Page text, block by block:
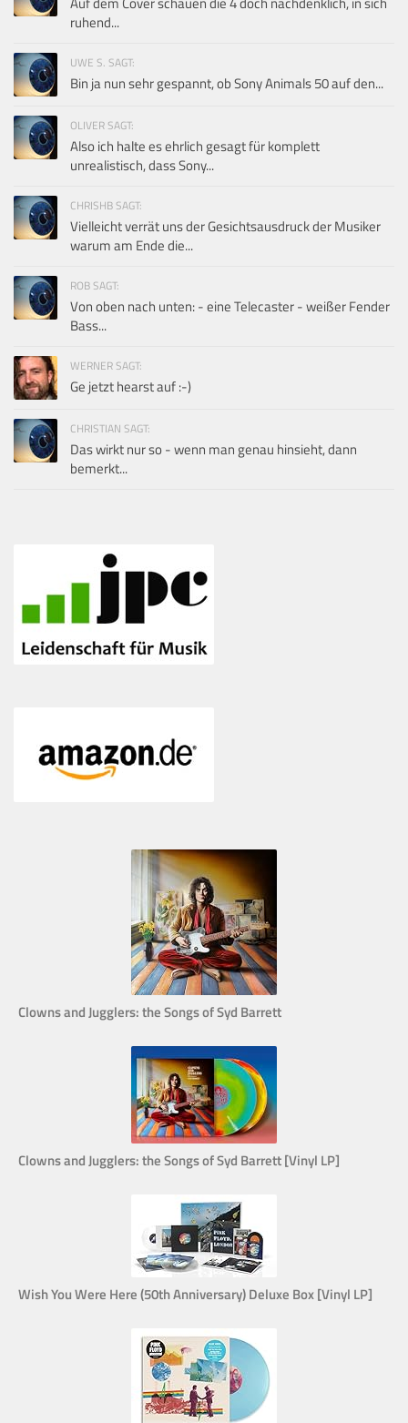
ruhend...
UWE S. SAGT:
Bin ja nun sehr gespannt, ob Sony Animals 50 auf den...
OLIVER SAGT:
Also ich halte es ehrlich gesagt für komplett
unrealistisch, dass Sony...
CHRISHB SAGT:
Vielleicht verrät uns der Gesichtsausdruck der Musiker
warum am Ende die...
ROB SAGT:
Von oben nach unten: - eine Telecaster - weißer Fender
Bass...
WERNER SAGT:
Ge jetzt hearst auf :-)
CHRISTIAN SAGT:
Das wirkt nur so - wenn man genau hinsieht, dann
bemerkt...
Clowns and Jugglers: the Songs of Syd Barrett
Clowns and Jugglers: the Songs of Syd Barrett [Vinyl LP]
Wish You Were Here (50th Anniversary) Deluxe Box [Vinyl LP]